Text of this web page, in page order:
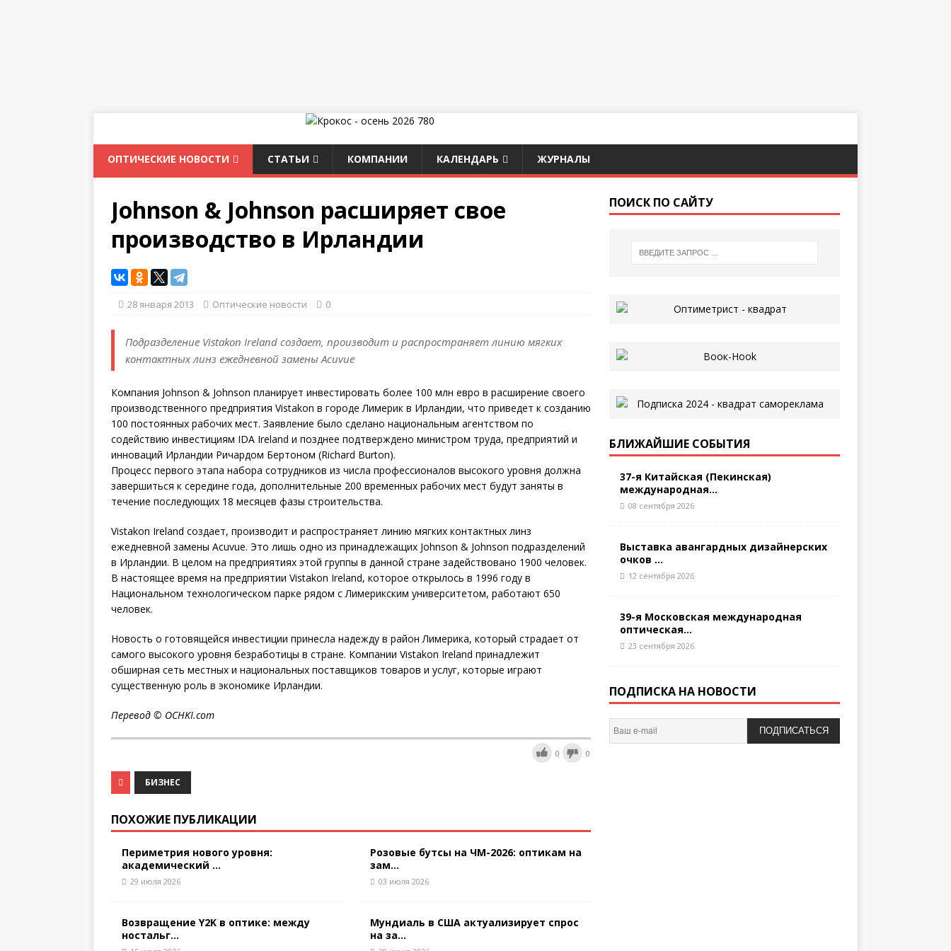
ОПТИЧЕСКИЕ НОВОСТИ СТАТЬИ КОМПАНИИ КАЛЕНДАРЬ ЖУРНАЛЫ
Johnson & Johnson расширяет свое
производство в Ирландии
28 января 2013 Оптические новости 0
Подразделение Vistakon Ireland создает, производит и распространяет линию мягких
контактных линз ежедневной замены Acuvue
Компания Johnson & Johnson планирует инвестировать более 100 млн евро в расширение своего
производственного предприятия Vistakon в городе Лимерик в Ирландии, что приведет к созданию
100 постоянных рабочих мест. Заявление было сделано национальным агентством по
содействию инвестициям IDA Ireland и позднее подтверждено министром труда, предприятий и
инноваций Ирландии Ричардом Бертоном (Richard Burton).
Процесс первого этапа набора сотрудников из числа профессионалов высокого уровня должна
завершиться к середине года, дополнительные 200 временных рабочих мест будут заняты в
течение последующих 18 месяцев фазы строительства.
Vistakon Ireland создает, производит и распространяет линию мягких контактных линз
ежедневной замены Acuvue. Это лишь одно из принадлежащих Johnson & Johnson подразделений
в Ирландии. В целом на предприятиях этой группы в данной стране задействовано 1900 человек.
В настоящее время на предприятии Vistakon Ireland, которое открылось в 1996 году в
Национальном технологическом парке рядом с Лимерикским университетом, работают 650
человек.
Новость о готовящейся инвестиции принесла надежду в район Лимерика, который страдает от
самого высокого уровня безработицы в стране. Компании Vistakon Ireland принадлежит
обширная сеть местных и национальных поставщиков товаров и услуг, которые играют
существенную роль в экономике Ирландии.
Перевод © OCHKI.com
0 0
БИЗНЕС
ПОХОЖИЕ ПУБЛИКАЦИИ
Периметрия нового уровня:
академический ...
29 июля 2026
Возвращение Y2K в оптике: между
ностальг...
Розовые бутсы на ЧМ-2026: оптикам на
зам...
03 июля 2026
Мундиаль в США актуализирует спрос
на за...
ПОИСК ПО САЙТУ
БЛИЖАЙШИЕ СОБЫТИЯ
37-я Китайская (Пекинская)
международная...
08 сентября 2026
Выставка авангардных дизайнерских
очков ...
12 сентября 2026
39-я Московская международная
оптическая...
23 сентября 2026
ПОДПИСКА НА НОВОСТИ
ПОДПИСАТЬСЯ